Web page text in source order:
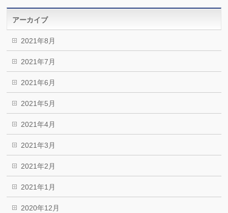
アーカイブ
2021年8月
2021年7月
2021年6月
2021年5月
2021年4月
2021年3月
2021年2月
2021年1月
2020年12月